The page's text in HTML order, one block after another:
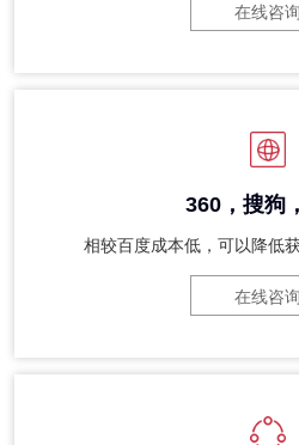
在线咨询
360，搜狗
相较百度成本低，可以降低
在线咨询